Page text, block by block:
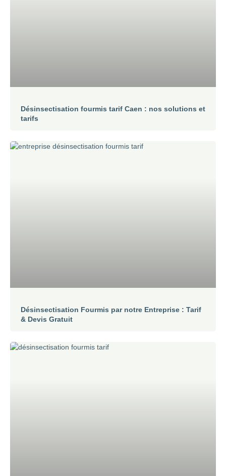
Désinsectisation fourmis tarif Caen : nos solutions et
tarifs
Désinsectisation Fourmis par notre Entreprise : Tarif
& Devis Gratuit